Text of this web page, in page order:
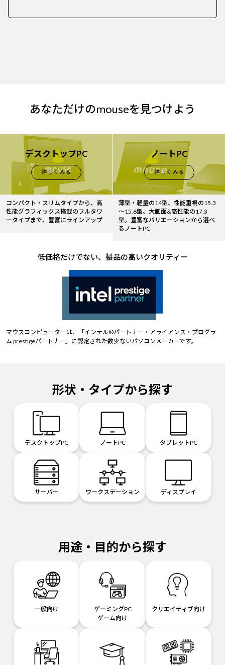
あなただけのmouseを見つけよう
デスクトップPC
詳しくみる
コンパクト・スリムタイプから、高
性能グラフィックス搭載のフルタワ
ータイプまで、豊富にラインアップ
ノートPC
詳しくみる
薄型・軽量の14型、性能重視の15.3
～15.6型、大画面&高性能の17.3
型。豊富なバリエーションから選べ
るノートPC
低価格だけでない、製品の高いクオリティー
マウスコンピューターは、「インテル®パートナー・アライアンス・プログラ
ム prestigeパートナー」に認定された数少ないパソコンメーカーです。
形状・タイプから探す
デスクトップPC ノートPC タブレットPC
サーバー ワークステーション ディスプレイ
用途・目的から探す
一般向け
ゲーミングPC
ゲーム向け
クリエイティブ向け